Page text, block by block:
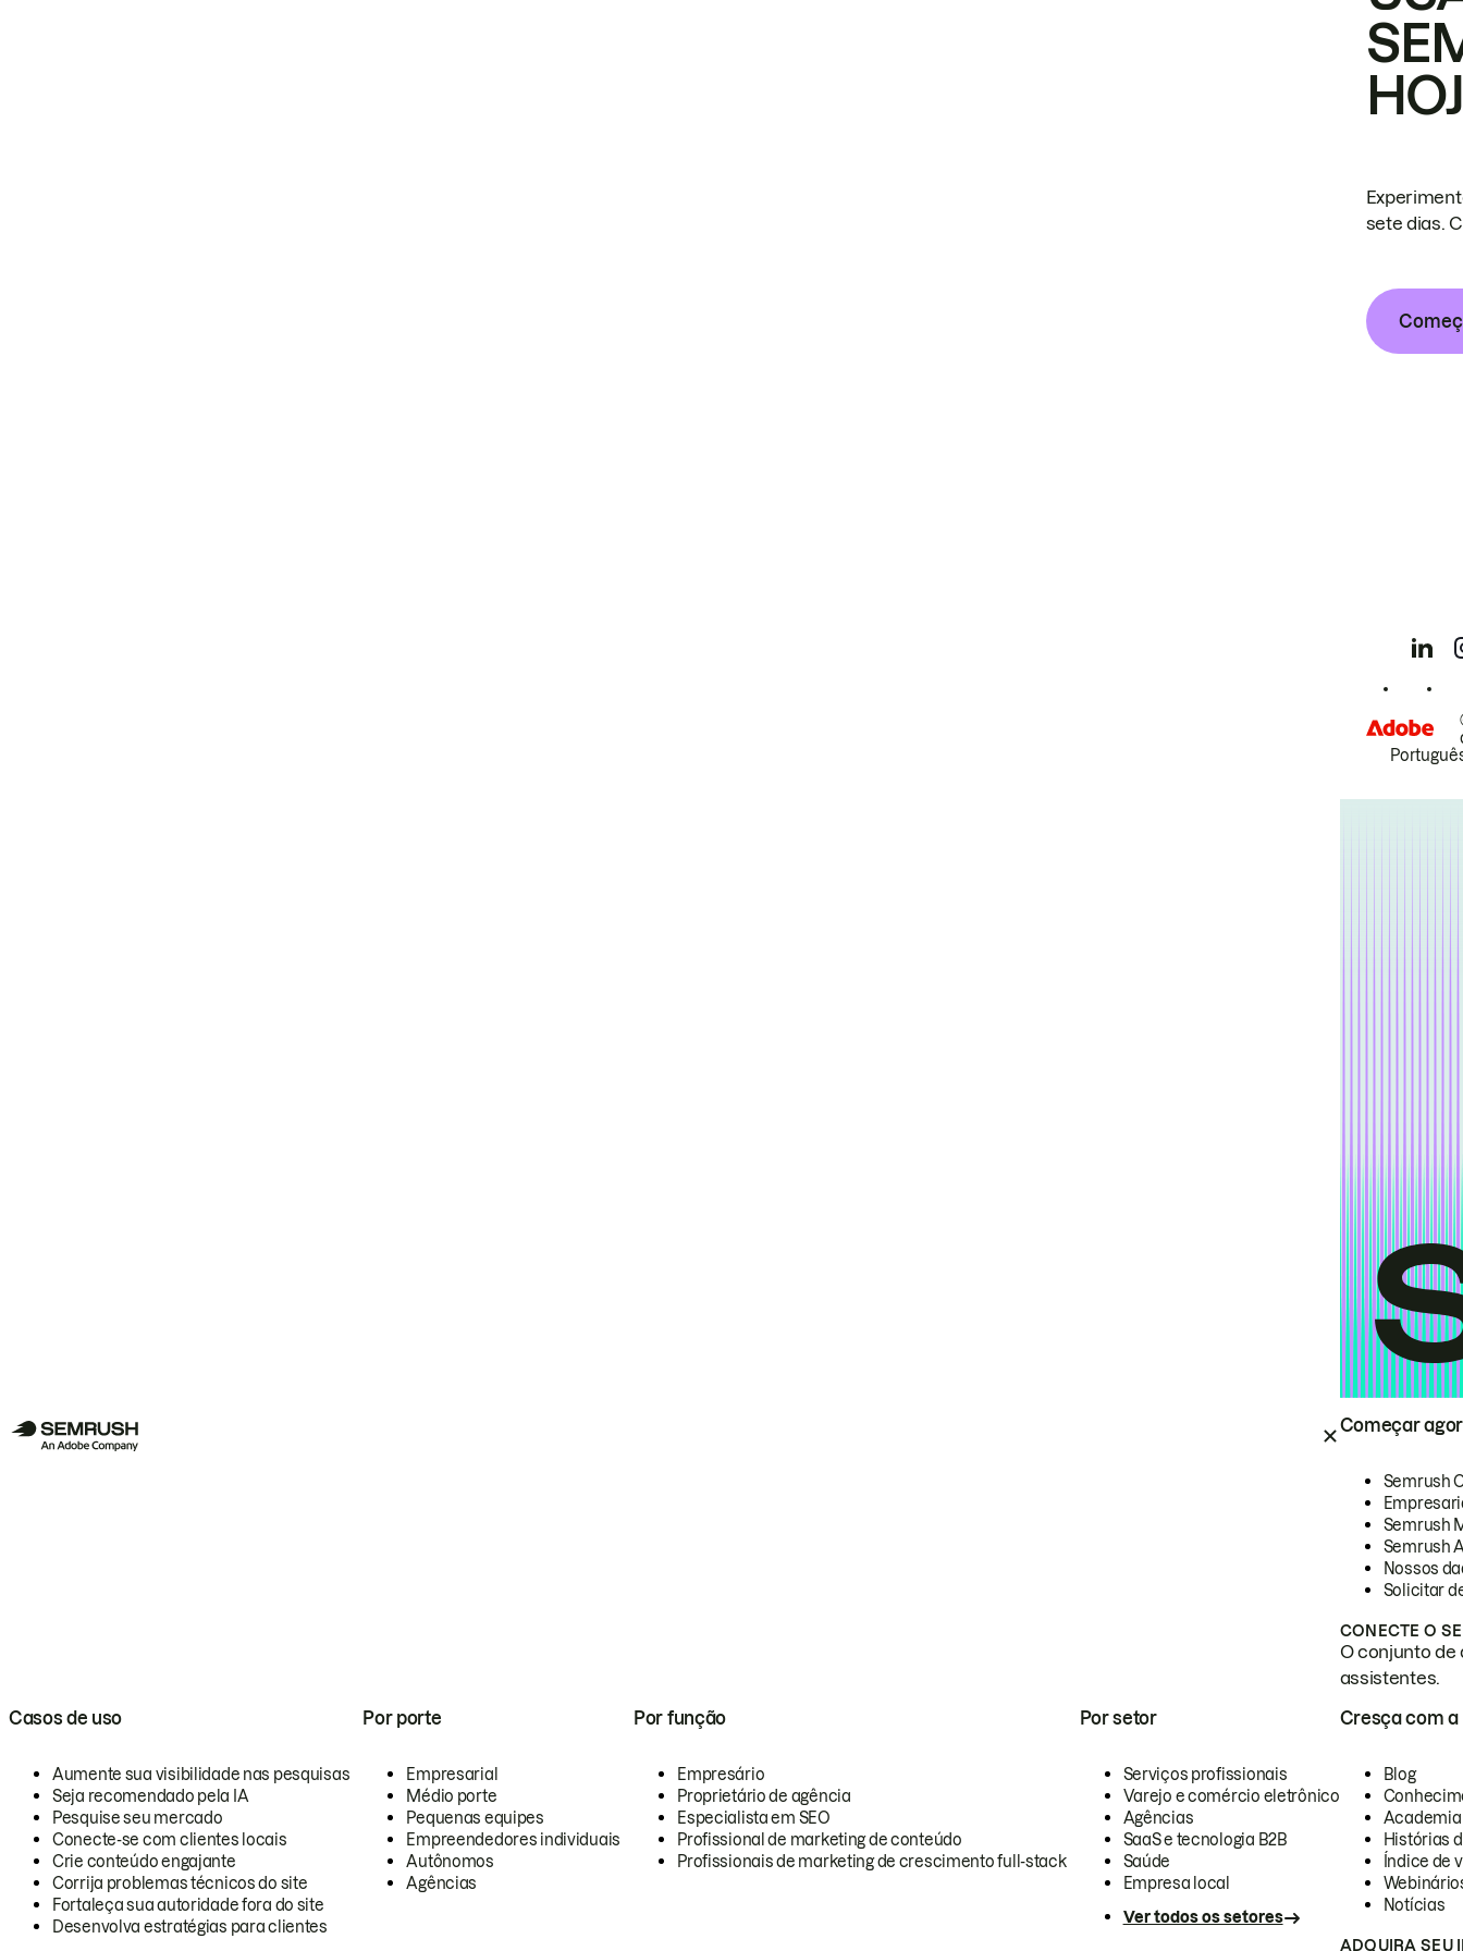
Começar
Semrush
Semrush
Semrush
Nossos
Solicitar
CONECTE O
O conjunto de
assistentes.
Casos de uso
Aumente sua visibilidade nas pesquisas
Seja recomendado pela IA
Pesquise seu mercado
Conecte-se com clientes locais
Crie conteúdo engajante
Corrija problemas técnicos do site
Fortaleça sua autoridade fora do site
Desenvolva estratégias para clientes
Por porte
Empresarial
Médio porte
Pequenas equipes
Empreendedores individuais
Autônomos
Agências
Por função
Empresário
Proprietário de agência
Especialista em SEO
Profissional de marketing de conteúdo
Profissionais de marketing de crescimento full-stack
Por setor
Serviços profissionais
Varejo e comércio eletrônico
Agências
SaaS e tecnologia B2B
Saúde
Empresa local
Ver todos os setores
Cresça com a
Blog
Academia
Histórias
Índice de
Notícias
ADQUIRA SEU
sete dias.